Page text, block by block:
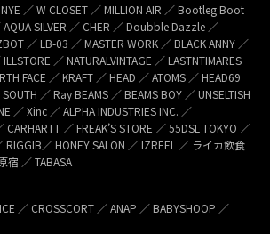
／ W CLOSET ／ MILLION AIR ／ Bootleg Boot
SILVER ／ CHER ／ Doubble Dazzle ／
／ LB-03 ／ MASTER WORK ／ BLACK ANNY ／
／ NATURALVINTAGE ／ LASTNTIMARES
FACE ／ KRAFT ／ HEAD ／ ATOMS ／ HEAD69
／ Ray BEAMS ／ BEAMS BOY ／ UNSELTISH
／ Xinc ／ ALPHA INDUSTRIES INC. ／
CARHARTT ／ FREAK’S STORE ／ 55DSL TOKYO ／
RIGGIB／ HONEY SALON ／ IZREEL ／ ライカ飲食
宿 ／ TABASA
／ CROSSCORT ／ ANAP ／ BABYSHOOP ／